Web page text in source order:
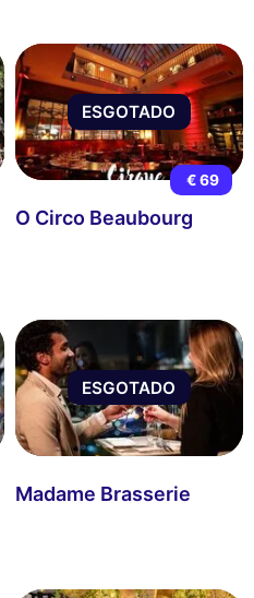
ESGOTADO
€ 69
O Circo Beaubourg
ESGOTADO
Madame Brasserie